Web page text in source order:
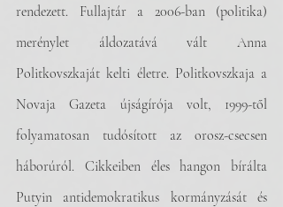
rendezett. Fullajtár a 2006-ban (politika)
merénylet áldozatává vált Anna
Politkovszkaját kelti életre. Politkovszkaja a
Novaja Gazeta újságírója volt, 1999-től
folyamatosan tudósított az orosz-csecsen
háborúról. Cikkeiben éles hangon bírálta
Putyin antidemokratikus kormányzását és